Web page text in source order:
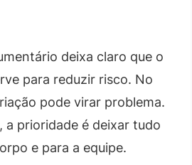
deixa claro que o
para reduzir risco. No
pode virar problema.
a prioridade é deixar tudo
e para a equipe.